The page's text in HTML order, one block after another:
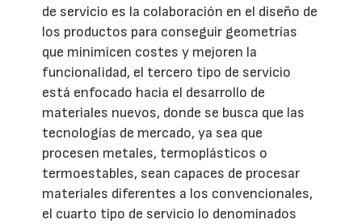
de servicio es la colaboración en el diseño de
los productos para conseguir geometrías
que minimicen costes y mejoren la
funcionalidad, el tercero tipo de servicio
está enfocado hacia el desarrollo de
materiales nuevos, donde se busca que las
tecnologías de mercado, ya sea que
procesen metales, termoplásticos o
termoestables, sean capaces de procesar
materiales diferentes a los convencionales,
el cuarto tipo de servicio lo denominados